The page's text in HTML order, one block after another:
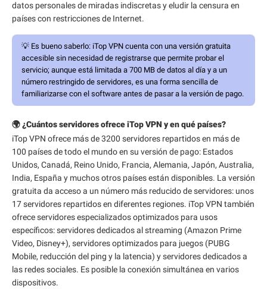
datos personales de miradas indiscretas y eludir la censura en
países con restricciones de Internet.
💡 Es bueno saberlo: iTop VPN cuenta con una versión gratuita
accesible sin necesidad de registrarse que permite probar el
servicio; aunque está limitada a 700 MB de datos al día y a un
número restringido de servidores, es una forma sencilla de
familiarizarse con el software antes de pasar a la versión de pago.
🌍 ¿Cuántos servidores ofrece iTop VPN y en qué países?
iTop VPN ofrece más de 3200 servidores repartidos en más de
100 países de todo el mundo en su versión de pago: Estados
Unidos, Canadá, Reino Unido, Francia, Alemania, Japón, Australia,
India, España y muchos otros países están disponibles. La versión
gratuita da acceso a un número más reducido de servidores: unos
17 servidores repartidos en diferentes regiones. iTop VPN también
ofrece servidores especializados optimizados para usos
específicos: servidores dedicados al streaming (Amazon Prime
Video, Disney+), servidores optimizados para juegos (PUBG
Mobile, reducción del ping y la latencia) y servidores dedicados a
las redes sociales. Es posible la conexión simultánea en varios
dispositivos.